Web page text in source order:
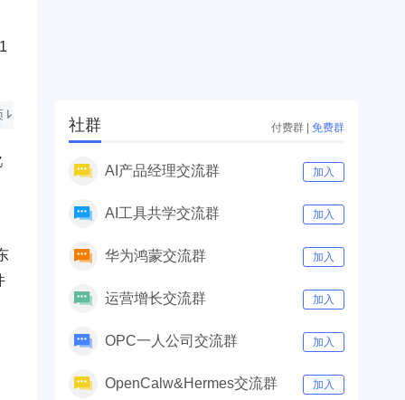
社群 付费群 | 免费群
AI产品经理交流群 加入
AI工具共学交流群 加入
华为鸿蒙交流群 加入
运营增长交流群 加入
OPC一人公司交流群 加入
OpenCalw&Hermes交流群 加入